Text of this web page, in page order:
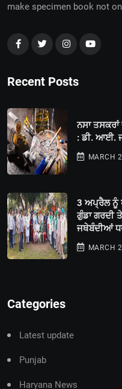
make specimen book not
Recent Posts
ਨਸਾ ਤਸਕਰਾਂ
: ਡੀ. ਆਈ.
MARCH
3 ਅਪ੍ਰੈਲ ਨੂੰ
ਗੁੰਡਾ ਗਰਦੀ
ਜਥੇਬੰਦੀਆਂ
MARCH
Categories
Latest update
Punjab
Haryana News